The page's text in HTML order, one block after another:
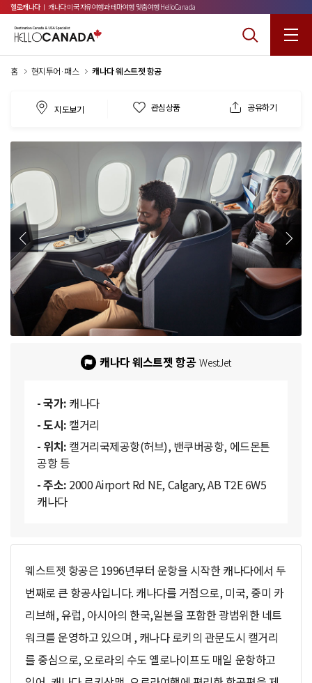
헬로캐나다 ㅣ 캐나다 미국 자유여행과 테마여행 맞춤여행 HelloCanada
홈 현지투어·패스 캐나다 웨스트젯 항공
지도보기 관심상품 공유하기
캐나다 웨스트젯 항공 WestJet
- 국가: 캐나다
- 도시: 캘거리
- 위치: 캘거리국제공항(허브), 밴쿠버공항, 에드몬튼
공항 등
- 주소: 2000 Airport Rd NE, Calgary, AB T2E 6W5
캐나다
웨스트젯 항공은 1996년부터 운항을 시작한 캐나다에서 두
번째로 큰 항공사입니다. 캐나다를 거점으로, 미국, 중미 카
리브해, 유럽, 아시아의 한국,일본을 포함한 광범위한 네트
워크를 운영하고 있으며 , 캐나다 로키의 관문도시 캘거리
를 중심으로, 오로라의 수도 옐로나이프도 매일 운항하고